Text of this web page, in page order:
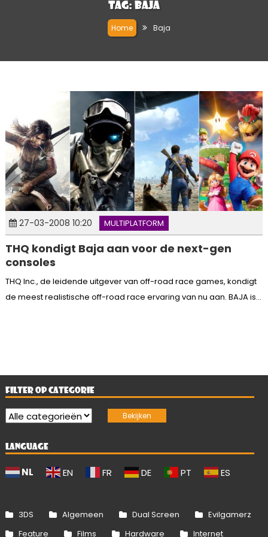
Tag: Baja
Home Baja
27-03-2008 10:20 MULTIPLATFORM
THQ kondigt Baja aan voor de next-gen
consoles
THQ Inc., de leidende uitgever van off-road race games, kondigt
de meest realistische off-road race ervaring van nu aan. BAJA is...
FILTER OP CATEGORIE
LANGUAGE
NL EN FR DE PT ES
3DS Algemeen Dual Screen
Evilgamerz
Feature
Films Hardware Internet